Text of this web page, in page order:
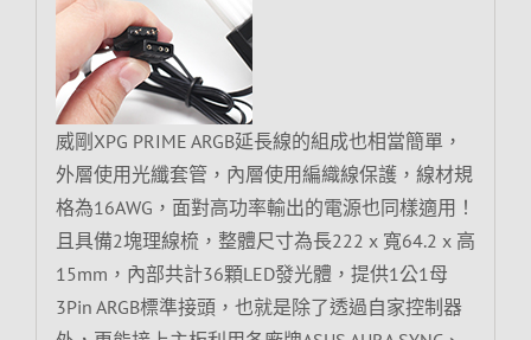
威剛XPG PRIME ARGB延長線的組成也相當簡單，
外層使用光纖套管，內層使用編織線保護，線材規
格為16AWG，面對高功率輸出的電源也同樣適用！
且具備2塊理線梳，整體尺寸為長222 x 寬64.2 x 高
15mm，內部共計36顆LED發光體，提供1公1母
3Pin ARGB標準接頭，也就是除了透過自家控制器